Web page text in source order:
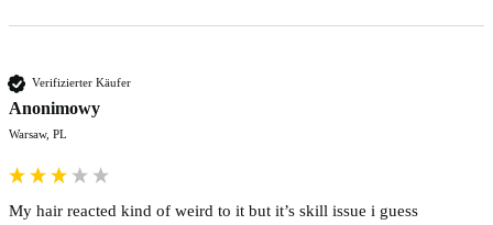
Verifizierter Käufer
Anonimowy
Warsaw, PL
My hair reacted kind of weird to it but it’s skill issue i guess